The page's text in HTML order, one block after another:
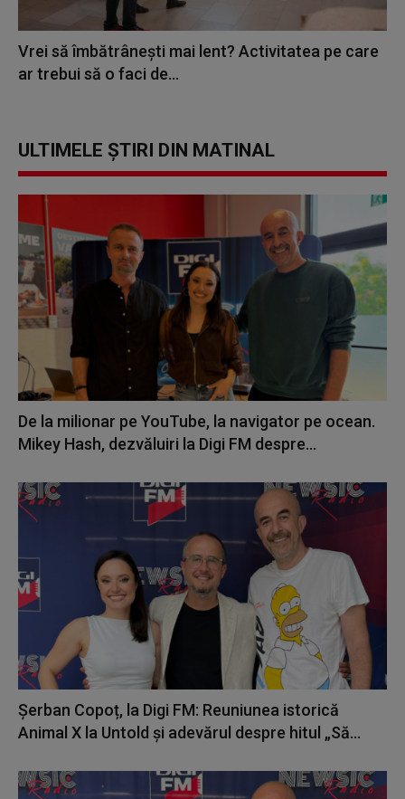
Vrei să îmbătrânești mai lent? Activitatea pe care
ar trebui să o faci de...
ULTIMELE ȘTIRI DIN MATINAL
De la milionar pe YouTube, la navigator pe ocean.
Mikey Hash, dezvăluiri la Digi FM despre...
Șerban Copoț, la Digi FM: Reuniunea istorică
Animal X la Untold și adevărul despre hitul „Să...